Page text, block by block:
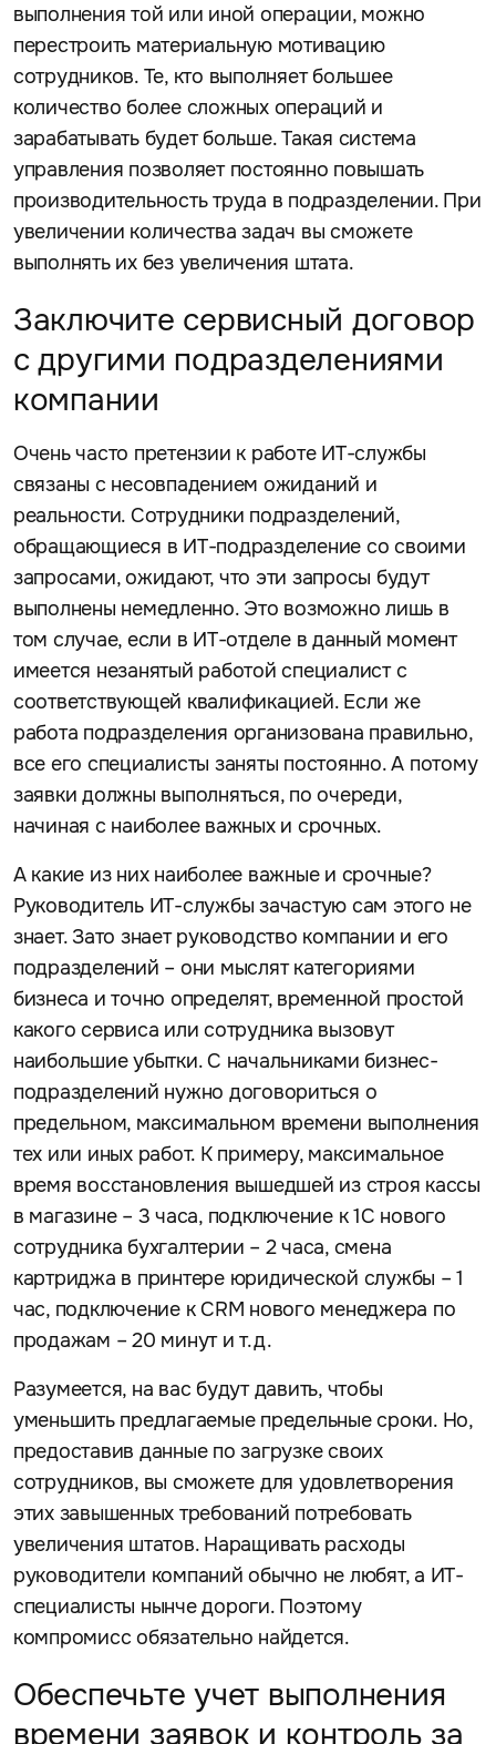
выполнения той или иной операции, можно
перестроить материальную мотивацию
сотрудников. Те, кто выполняет большее
количество более сложных операций и
зарабатывать будет больше. Такая система
управления позволяет постоянно повышать
производительность труда в подразделении. При
увеличении количества задач вы сможете
выполнять их без увеличения штата.
Заключите сервисный договор
с другими подразделениями
компании
Очень часто претензии к работе ИТ-службы
связаны с несовпадением ожиданий и
реальности. Сотрудники подразделений,
обращающиеся в ИТ-подразделение со своими
запросами, ожидают, что эти запросы будут
выполнены немедленно. Это возможно лишь в
том случае, если в ИТ-отделе в данный момент
имеется незанятый работой специалист с
соответствующей квалификацией. Если же
работа подразделения организована правильно,
все его специалисты заняты постоянно. А потому
заявки должны выполняться, по очереди,
начиная с наиболее важных и срочных.
А какие из них наиболее важные и срочные?
Руководитель ИТ-службы зачастую сам этого не
знает. Зато знает руководство компании и его
подразделений – они мыслят категориями
бизнеса и точно определят, временной простой
какого сервиса или сотрудника вызовут
наибольшие убытки. С начальниками бизнес-
подразделений нужно договориться о
предельном, максимальном времени выполнения
тех или иных работ. К примеру, максимальное
время восстановления вышедшей из строя кассы
в магазине – 3 часа, подключение к 1С нового
сотрудника бухгалтерии – 2 часа, смена
картриджа в принтере юридической службы – 1
час, подключение к CRM нового менеджера по
продажам – 20 минут и т.д.
Разумеется, на вас будут давить, чтобы
уменьшить предлагаемые предельные сроки. Но,
предоставив данные по загрузке своих
сотрудников, вы сможете для удовлетворения
этих завышенных требований потребовать
увеличения штатов. Наращивать расходы
руководители компаний обычно не любят, а ИТ-
специалисты нынче дороги. Поэтому
компромисс обязательно найдется.
Обеспечьте учет выполнения
времени заявок и контроль за